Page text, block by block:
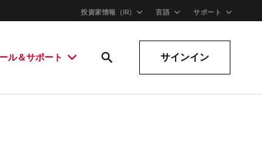
投資家情報（IR) 言語 サポート
ル＆サポート サインイン